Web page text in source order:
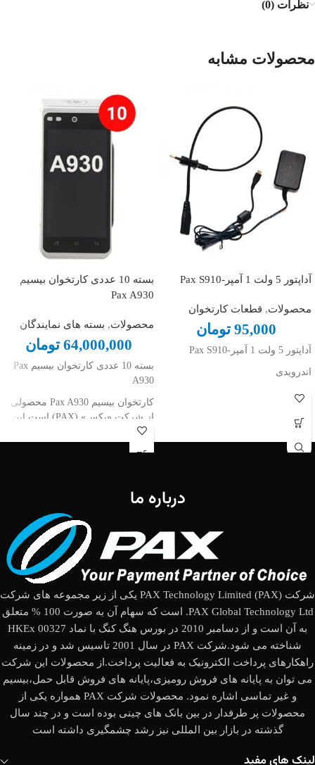
نظرات (0)
محصولات مشابه
آداپتور 5 ولت 1 آمپر-Pax S910
محصولات, قطعات کارتخوان
95,000 تومان
آداپتور 5 ولت 1 آمپر-Pax S910
اندرویدی
بسته 10 عددی کارتخوان بیسیم
Pax A930
محصولات, بسته های نمایندگان
64,000,000 تومان
بسته 10 عددی کارتخوان بیسیم Pax
A930
کارتخوان بیسیم Pax A930 محصولی
از شرکت «پکس» (PAX) است.این
دستگاه از از نظر طراحی از کیفیت
اینچی آن است که به صورت لمسی
کنترل می‌شود.قلب تپنده این
گیگاهرتزی است که با 1 گیگابایت رم
DDR و 8 گیگابایت حافظه داخلی
همراهی می شود.این محصول از
کارت حافظه پشتیبانی می کند و
می‌توانید با استفاده از آن حافظه
دستگاه را افزایش دهید.در پشت این
محصول یک دوربین 5مگاپیکسلی نیز
تعبیه شده است و در قسمت جلو
دوربین 0.3 مگاپیکسلی مشاهده
می‌شود.دستگه پوز A930 از بلوتوث و
سیستم عامل اندروید بهره می‌برد و
از شبکه 3G و 4G هم پشتیبانی می
کند.این محصول دارای شیار
سیم‌کارت است و دوربین آن قادر
درباره ما
شرکت (PAX Technology Limited (PAX یکی از زیر مجموعه های شرکت
PAX Global Technology Ltd. است که سهام آن به صورت 100 % متعلق
به آن است و از دسامبر 2010 در بورس هنگ کنگ با نماد HKEx 00327
شناخته می شود.شرکت PAX در سال 2001 تاسیس شد و در زمینه
راهکارهای پرداخت الکترونیک به فعالیت پرداخت.از محصولات این شرکت
می توان به پایانه های فروش رومیزی،پایانه های فروش قابل حمل،بیسیم
و غیر تماسی اشاره نمود. محصولات شرکت PAX همواره یکی از
محصولات پر طرفدار در بین بانک های چینی بوده است و در چند سال
گذشته در بازار بین المللی نیز رشد چشمگیری داشته است
لینک های مفید